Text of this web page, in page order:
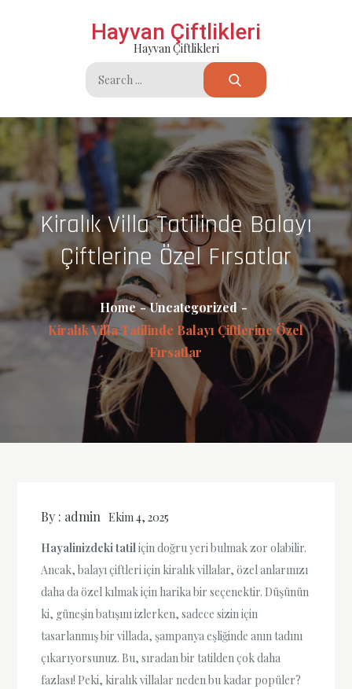
Hayvan Çiftlikleri
Hayvan Çiftlikleri
Search
for:
Kiralık Villa Tatilinde Balayı
Çiftlerine Özel Fırsatlar
Home
Uncategorized
Kiralık Villa Tatilinde Balayı Çiftlerine Özel
Fırsatlar
By : admin Ekim 4, 2025
Hayalinizdeki tatiliçin doğru yeri bulmak zor olabilir.
Ancak, balayı çiftleri için kiralık villalar, özel anlarınızı
daha da özel kılmak için harika bir seçenektir. Düşünün
ki, güneşin batışını izlerken, sadece sizin için
tasarlanmış bir villada, şampanya eşliğinde anın tadını
çıkarıyorsunuz. Bu, sıradan bir tatilden çok daha
fazlası! Peki, kiralık villalar neden bu kadar popüler?